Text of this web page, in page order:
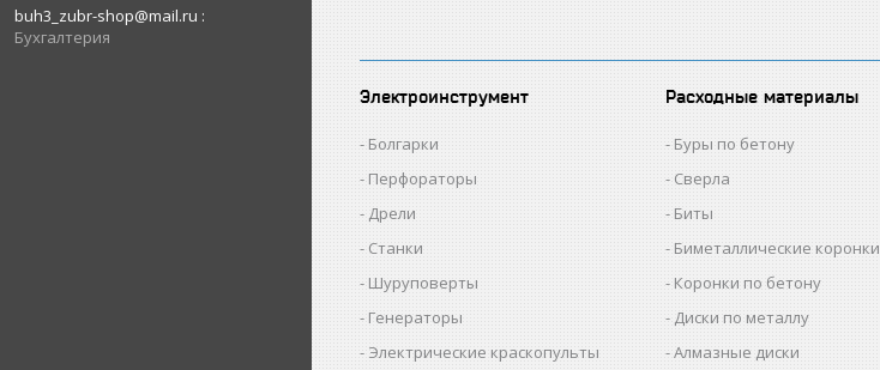
buh3_zubr-shop@mail.ru
Бухгалтерия
Электроинструмент
Болгарки
Перфораторы
Дрели
Станки
Шуруповерты
Генераторы
Электрические краскопульты
Расходные материалы
Буры по бетону
Сверла
Биты
Биметаллические коронки
Коронки по бетону
Диски по металлу
Алмазные диски